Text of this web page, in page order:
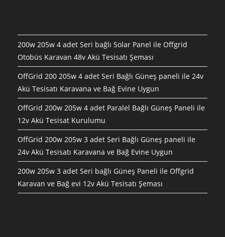
200w 205w 4 adet Seri bağlı Solar Panel ile Offgrid
Otobüs Karavan 48v Akü Tesisatı Şeması
OffGrid 200 205w 4 adet Seri Bağlı Güneş paneli ile 24v
Akü Tesisatı Karavana ve Bağ Evine Uygun
OffGrid 200w 205w 4 adet Paralel Bağlı Güneş Paneli ile
12v Akü Tesisat Kurulumu
OffGrid 200w 205w 3 adet Seri Bağlı Güneş paneli ile
24v Akü Tesisatı Karavana ve Bağ Evine Uygun
200w 205w 3 adet Seri bağlı Güneş Paneli ile Offgrid
Karavan ve Bağ evi 12v Akü Tesisatı Şeması